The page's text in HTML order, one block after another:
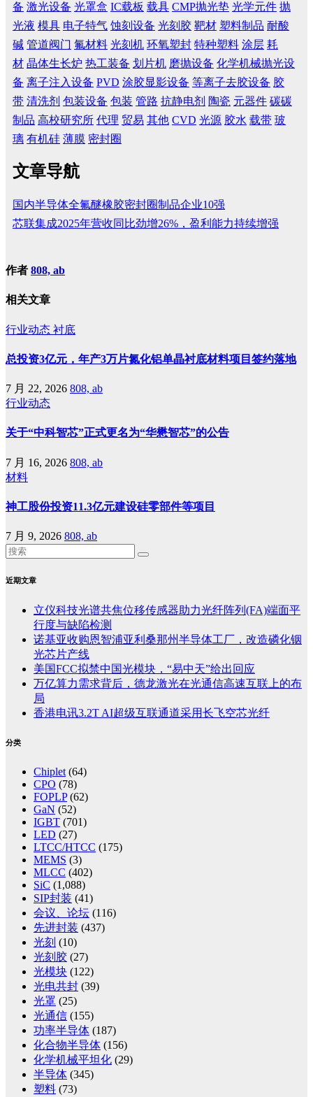
备 激光设备 光罩盒 IC载板 载具 CMP抛光垫 光学元件 抛
光液 模具 电子特气 蚀刻设备 光刻胶 靶材 塑料制品 耐酸
碱 管道阀门 氟材料 光刻机 环氧塑封 特种塑料 涂层 耗
材 晶体生长炉 热工装备 划片机 磨抛设备 化学机械抛光设
备 离子注入设备 PVD 涂胶显影设备 等离子去胶设备 胶
带 清洗剂 包装设备 包装 管路 抗静电剂 陶瓷 元器件 碳碳
制品 高校研究所 代理 贸易 其他 CVD 光源 胶水 载带 玻
璃 有机硅 薄膜 密封圈
文章导航
国内半导体全氟醚橡胶密封圈制品企业10强
芯联集成2025年营收同比劲增26%，盈利能力持续增强
作者 808, ab
相关文章
行业动态 衬底
总投资3亿元，年产3万片氮化铝单晶衬底材料项目签约落地
7 月 22, 2026 808, ab
行业动态
关于“中科智芯”正式更名为“华懋智芯”的公告
7 月 16, 2026 808, ab
材料
神工股份投资11.3亿元建设硅零部件等项目
7 月 9, 2026 808, ab
近期文章
立仪科技光谱共焦位移传感器助力光纤阵列(FA)端面平
行度与缺陷检测
诺基亚收购恩智浦亚利桑那州半导体工厂，改造磷化铟
光芯片产线
美国FCC拟禁中国光模块，“易中天”给出回应
万亿算力需求背后，德龙激光在光通信高速互联上的布
局
香港电讯3.2T AI超级互联通道采用长飞空芯光纤
分类
Chiplet (64)
CPO (78)
FOPLP(62)
GaN (52)
IGBT (701)
LED (27)
LTCC/HTCC (175)
MEMS (3)
MLCC (402)
SiC (1,088)
SIP封装 (41)
会议、论坛 (116)
先进封装 (437)
光刻 (10)
光刻胶 (27)
光模块 (122)
光电共封 (39)
光罩 (25)
光通信 (155)
功率半导体 (187)
化合物半导体 (156)
化学机械平坦化 (29)
半导体 (345)
塑料 (73)